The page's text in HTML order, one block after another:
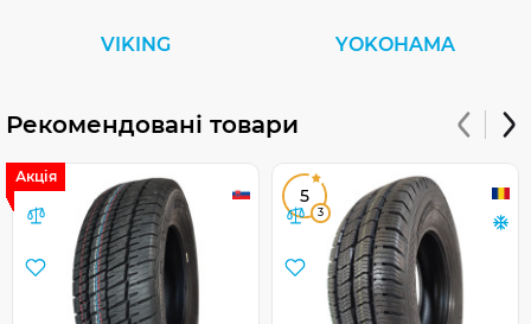
VIKING YOKOHAMA
Рекомендовані товари
Акція
5
3